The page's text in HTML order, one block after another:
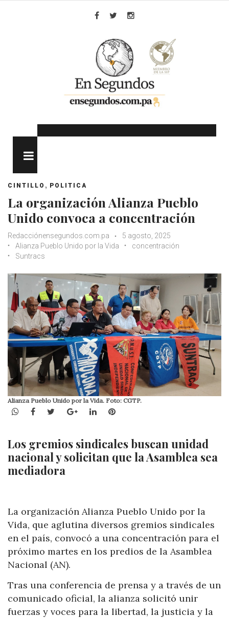
CINTILLO , POLITICA
La organización Alianza Pueblo
Unido convoca a concentración
Redacciónensegundos.com.pa
5 agosto, 2025
Alianza Pueblo Unido por la Vida
concentración
Suntracs
Alianza Pueblo Unido por la Vida. Foto: CGTP.
WhatsApp
Facebook
TwitterGoogle+LinkedInPinterest
Los gremios sindicales buscan unidad
nacional y solicitan que la Asamblea sea
mediadora
La organización Alianza Pueblo Unido por la
Vida, que aglutina diversos gremios sindicales
en el país, convocó a una concentración para el
próximo martes en los predios de la Asamblea
Nacional (AN).
Tras una conferencia de prensa y a través de un
comunicado oficial, la alianza solicitó unir
fuerzas y voces para la libertad, la justicia y la